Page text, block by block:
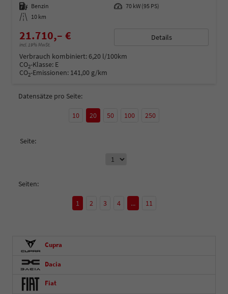
Kraftstoff Benzin Leistung 70 kW (95 PS)
Kilometerstand 10 km
21.710,– €
incl. 19% MwSt.
Details
Verbrauch kombiniert:6,20 l/100km
CO2-Klasse: E
CO2-Emissionen: 141,00 g/km
Datensätze pro Seite:
10 20 50 100 250
Seite:
Seiten:
1 2 3 4 ... 11
Cupra
Dacia
Fiat